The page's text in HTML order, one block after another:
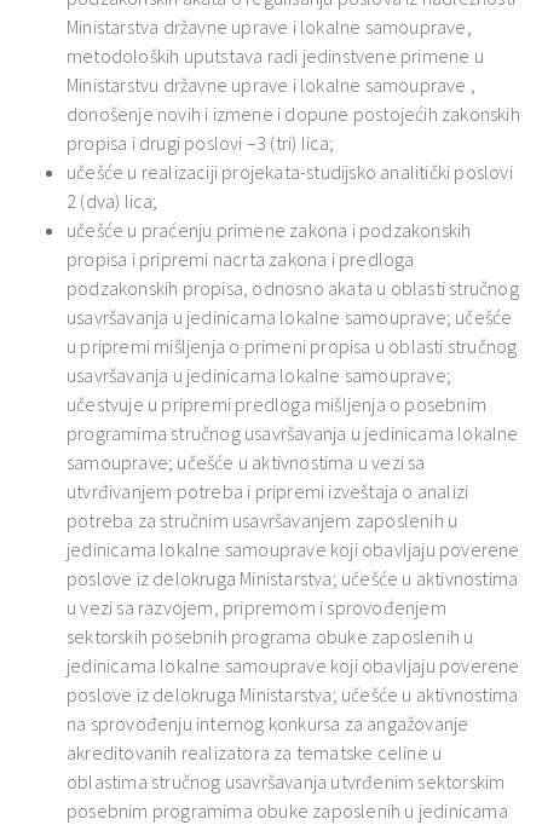
Ministarstva državne uprave i lokalne samouprave,
metodoloških uputstava radi jedinstvene primene u
Ministarstvu državne uprave i lokalne samouprave ,
donošenje novih i izmene i dopune postojećih zakonskih
propisa i drugi poslovi –3 (tri) lica;
učešće u realizaciji projekata-studijsko analitički poslovi
2 (dva) lica;
učešće u praćenju primene zakona i podzakonskih
propisa i pripremi nacrta zakona i predloga
podzakonskih propisa, odnosno akata u oblasti stručnog
usavršavanja u jedinicama lokalne samouprave; učešće
u pripremi mišljenja o primeni propisa u oblasti stručnog
usavršavanja u jedinicama lokalne samouprave;
učestvuje u pripremi predloga mišljenja o posebnim
programima stručnog usavršavanja u jedinicama lokalne
samouprave; učešće u aktivnostima u vezi sa
utvrđivanjem potreba i pripremi izveštaja o analizi
potreba za stručnim usavršavanjem zaposlenih u
jedinicama lokalne samouprave koji obavljaju poverene
poslove iz delokruga Ministarstva; učešće u aktivnostima
u vezi sa razvojem, pripremom i sprovođenjem
sektorskih posebnih programa obuke zaposlenih u
jedinicama lokalne samouprave koji obavljaju poverene
poslove iz delokruga Ministarstva; učešće u aktivnostima
na sprovođenju internog konkursa za angažovanje
akreditovanih realizatora za tematske celine u
oblastima stručnog usavršavanja utvrđenim sektorskim
posebnim programima obuke zaposlenih u jedinicama